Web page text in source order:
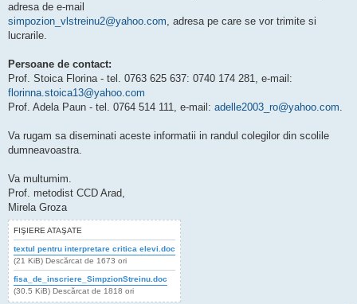
adresa de e-mail
simpozion_vlstreinu2@yahoo.com, adresa pe care se vor trimite si
lucrarile.
Persoane de contact:
Prof. Stoica Florina - tel. 0763 625 637: 0740 174 281, e-mail:
florinna.stoica13@yahoo.com
Prof. Adela Paun - tel. 0764 514 111, e-mail: adelle2003_ro@yahoo.com.
Va rugam sa diseminati aceste informatii in randul colegilor din scolile
dumneavoastra.
Va multumim.
Prof. metodist CCD Arad,
Mirela Groza
FIŞIERE ATAŞATE
textul pentru interpretare critica elevi.doc
(21 KiB) Descărcat de 1673 ori
fisa_de_inscriere_SimpzionStreinu.doc
(30.5 KiB) Descărcat de 1818 ori